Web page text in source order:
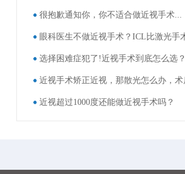
很抱歉通知你，你不适合做近视手术...
选择困难症犯了!近视手术到底怎么选？
近视超过1000度还能做近视手术吗？